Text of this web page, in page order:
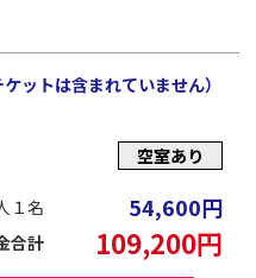
ットは含まれていません）
空室あり
１名 54,600円
合計 109,200円